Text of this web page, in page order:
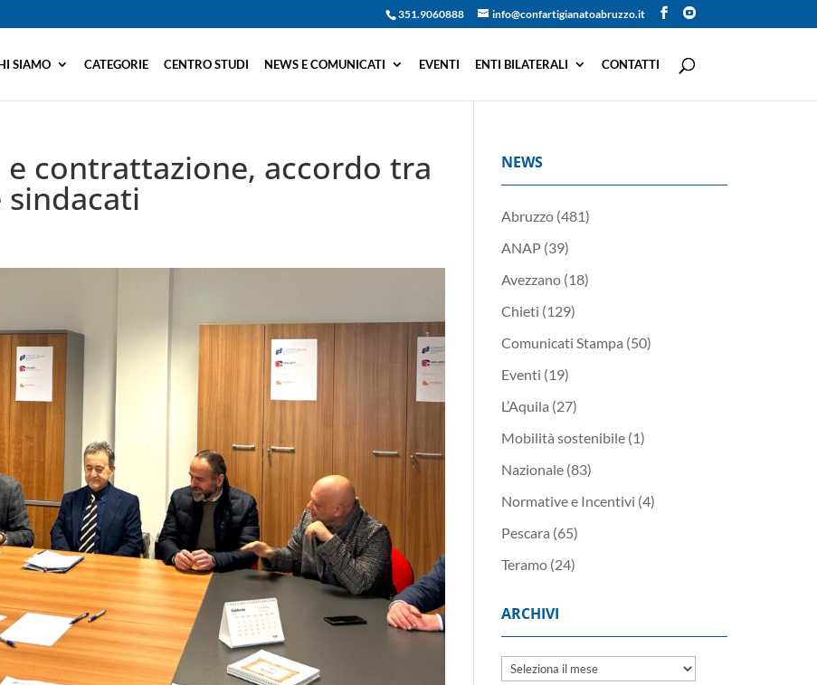
351.9060888 info@confartigianatoabruzzo.it
SIAMO CATEGORIE CENTRO STUDI NEWS E COMUNICATI EVENTI ENTI BILATERALI CONTATTI
contrattazione, accordo tra NEWS
Abruzzo(481)
ANAP(39)
Avezzano(18)
Chieti (129)
Comunicati Stampa (50)
Eventi (19)
L’Aquila (27)
Mobilità sostenibile(1)
Nazionale(83)
Normative e Incentivi (4)
Pescara (65)
Teramo(24)
ARCHIVI
Archivi